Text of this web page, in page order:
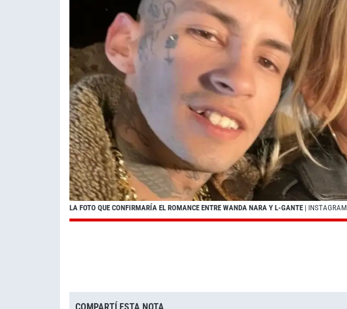
LA FOTO QUE CONFIRMARÍA EL ROMANCE ENTRE WANDA NARA Y L-GANTE | INSTAGRAM
COMPARTÍ ESTA NOTA